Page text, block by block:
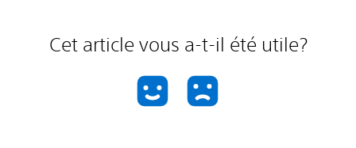
Cet article vous a-t-il été utile?